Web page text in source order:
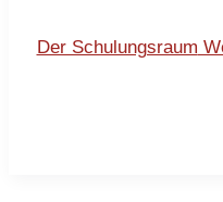
Der Schulungsraum